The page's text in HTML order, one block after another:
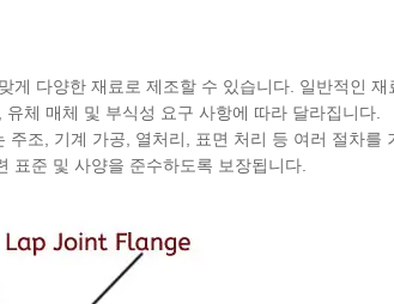
게 다양한 재료로 제조할 수 있습니다. 일반적인
체 매체 및 부식성 요구 사항에 따라 달라집니다.
조, 기계 가공, 열처리, 표면 처리 등 여러 절차를
표준 및 사양을 준수하도록 보장됩니다.